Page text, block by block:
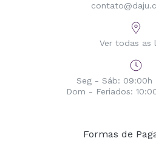
Ver todas as
Seg - Sáb: 09:00h
Dom - Feriados:
Formas de